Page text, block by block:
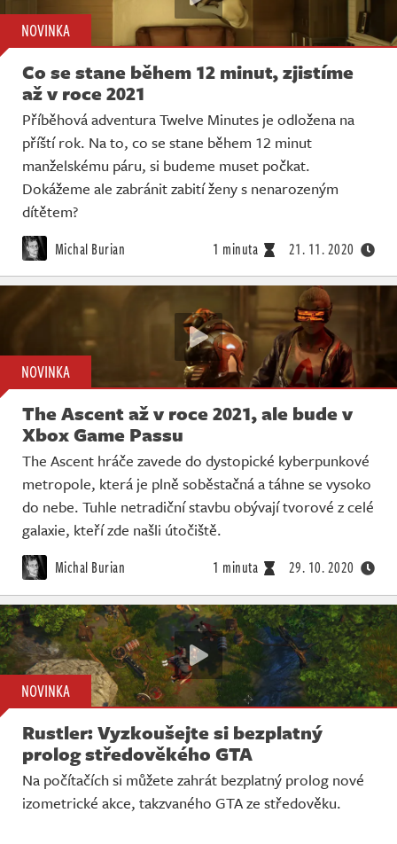
NOVINKA
Co se stane během 12 minut, zjistíme
až v roce 2021
Příběhová adventura Twelve Minutes je odložena na
příští rok. Na to, co se stane během 12 minut
manželskému páru, si budeme muset počkat.
Dokážeme ale zabránit zabití ženy s nenarozeným
dítětem?
Michal Burian 1 minuta 21. 11. 2020
NOVINKA
The Ascent až v roce 2021, ale bude v
Xbox Game Passu
The Ascent hráče zavede do dystopické kyberpunkové
metropole, která je plně soběstačná a táhne se vysoko
do nebe. Tuhle netradiční stavbu obývají tvorové z celé
galaxie, kteří zde našli útočiště.
Michal Burian 1 minuta 29. 10. 2020
NOVINKA
Rustler: Vyzkoušejte si bezplatný
prolog středověkého GTA
Na počítačích si můžete zahrát bezplatný prolog nové
izometrické akce, takzvaného GTA ze středověku.